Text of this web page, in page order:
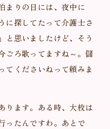
まりの日には、夜中に
に探してたって介護士さ
と思いましたけど、そう
ごろ歌ってますね～。儲
てくださいねって頼みま
ります。ある時、大枚は
ったんですわ。あとで